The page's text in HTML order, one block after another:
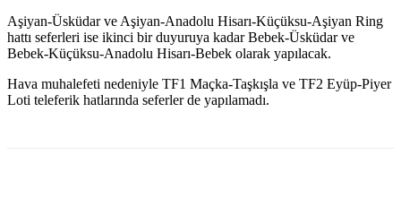
Aşiyan-Üsküdar ve Aşiyan-Anadolu Hisarı-Küçüksu-Aşiyan Ring
hattı seferleri ise ikinci bir duyuruya kadar Bebek-Üsküdar ve
Bebek-Küçüksu-Anadolu Hisarı-Bebek olarak yapılacak.
Hava muhalefeti nedeniyle TF1 Maçka-Taşkışla ve TF2 Eyüp-Piyer
Loti teleferik hatlarında seferler de yapılamadı.